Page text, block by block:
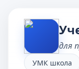
для
УМК школа